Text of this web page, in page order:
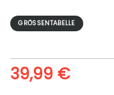
GRÖSSENTABELLE
39,99 €